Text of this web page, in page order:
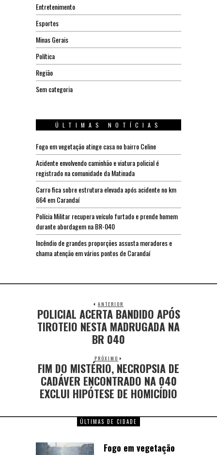
Entretenimento
Esportes
Minas Gerais
Política
Região
Sem categoria
ÚLTIMAS NOTÍCIAS
Fogo em vegetação atinge casa no bairro Celine
Acidente envolvendo caminhão e viatura policial é
registrado na comunidade da Matinada
Carro fica sobre estrutura elevada após acidente no km
664 em Carandaí
Polícia Militar recupera veículo furtado e prende homem
durante abordagem na BR-040
Incêndio de grandes proporções assusta moradores e
chama atenção em vários pontos de Carandaí
ANTERIOR
POLICIAL ACERTA BANDIDO APÓS
TIROTEIO NESTA MADRUGADA NA
BR 040
PRÓXIMO
FIM DO MISTÉRIO, NECROPSIA DE
CADÁVER ENCONTRADO NA 040
EXCLUI HIPÓTESE DE HOMICÍDIO
ÚLTIMAS DE CIDADE
Fogo em vegetação